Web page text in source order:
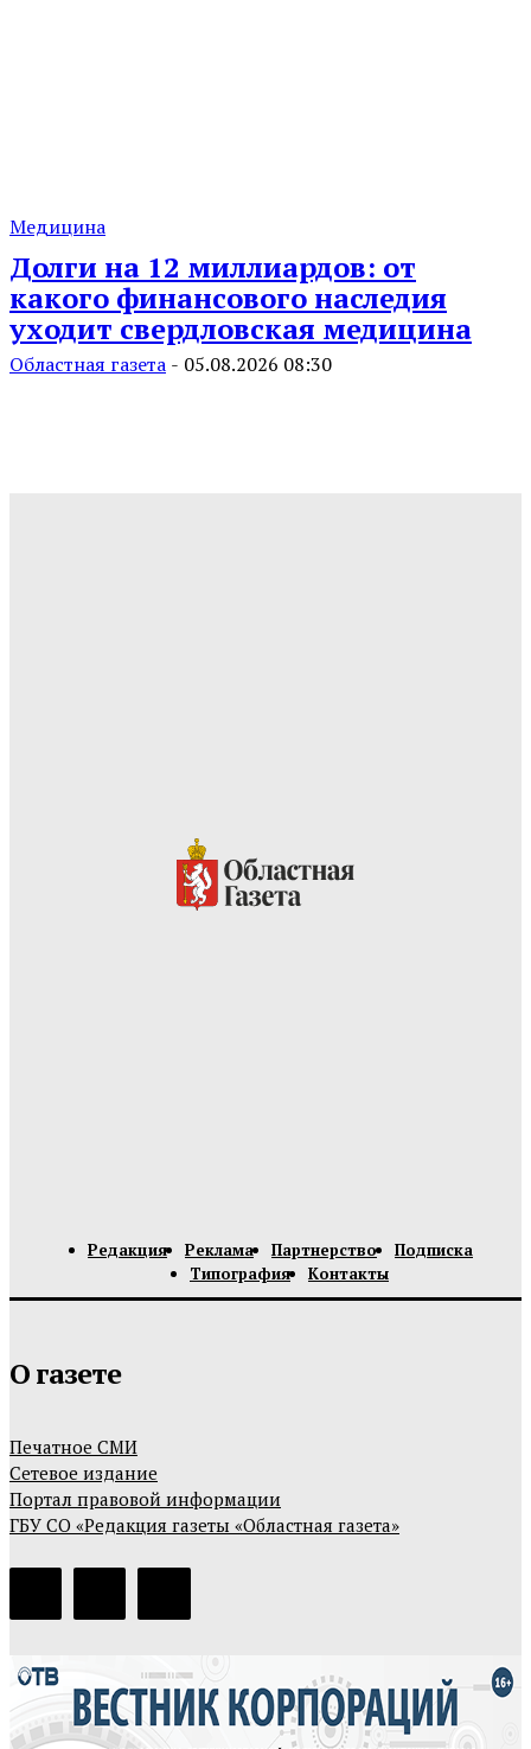
Медицина
Долги на 12 миллиардов: от
какого финансового наследия
уходит свердловская медицина
Областная газета - 05.08.2026 08:30
Редакция Реклама Партнерство
Подписка
Типография
Контакты
О газете
Печатное СМИ
Сетевое издание
Портал правовой информации
ГБУ СО «Редакция газеты «Областная газета»